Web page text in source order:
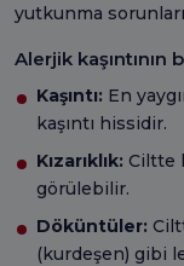
yutkunma
Alerjik
Kaşıntı: En
kaşıntı hissidir.
Kızarıklık: Ciltte
görülebilir.
Döküntüler:
(kurdeşen) gibi